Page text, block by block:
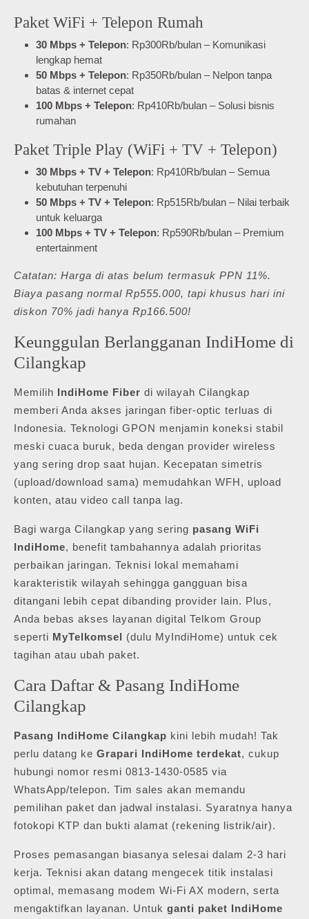
Paket WiFi + Telepon Rumah
30 Mbps + Telepon: Rp300Rb/bulan – Komunikasi
lengkap hemat
50 Mbps + Telepon: Rp350Rb/bulan – Nelpon tanpa
batas & internet cepat
100 Mbps + Telepon: Rp410Rb/bulan – Solusi bisnis
rumahan
Paket Triple Play (WiFi + TV + Telepon)
30 Mbps + TV + Telepon: Rp410Rb/bulan – Semua
kebutuhan terpenuhi
50 Mbps + TV + Telepon: Rp515Rb/bulan – Nilai terbaik
untuk keluarga
100 Mbps + TV + Telepon: Rp590Rb/bulan – Premium
entertainment
Catatan: Harga di atas belum termasuk PPN 11%.
Biaya pasang normal Rp555.000, tapi khusus hari ini
diskon 70% jadi hanya Rp166.500!
Keunggulan Berlangganan IndiHome di
Cilangkap
Memilih IndiHome Fiber di wilayah Cilangkap
memberi Anda akses jaringan fiber-optic terluas di
Indonesia. Teknologi GPON menjamin koneksi stabil
meski cuaca buruk, beda dengan provider wireless
yang sering drop saat hujan. Kecepatan simetris
(upload/download sama) memudahkan WFH, upload
konten, atau video call tanpa lag.
Bagi warga Cilangkap yang sering pasang WiFi
IndiHome, benefit tambahannya adalah prioritas
perbaikan jaringan. Teknisi lokal memahami
karakteristik wilayah sehingga gangguan bisa
ditangani lebih cepat dibanding provider lain. Plus,
Anda bebas akses layanan digital Telkom Group
seperti MyTelkomsel (dulu MyIndiHome) untuk cek
tagihan atau ubah paket.
Cara Daftar & Pasang IndiHome
Cilangkap
Pasang IndiHome Cilangkap kini lebih mudah! Tak
perlu datang ke Grapari IndiHome terdekat, cukup
hubungi nomor resmi 0813-1430-0585 via
WhatsApp/telepon. Tim sales akan memandu
pemilihan paket dan jadwal instalasi. Syaratnya hanya
fotokopi KTP dan bukti alamat (rekening listrik/air).
Proses pemasangan biasanya selesai dalam 2-3 hari
kerja. Teknisi akan datang mengecek titik instalasi
optimal, memasang modem Wi-Fi AX modern, serta
mengaktifkan layanan. Untuk ganti paket IndiHome